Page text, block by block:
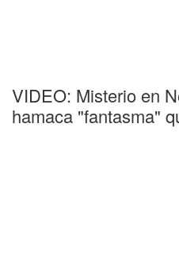
VIDEO: Misterio en
hamaca "fantasma"